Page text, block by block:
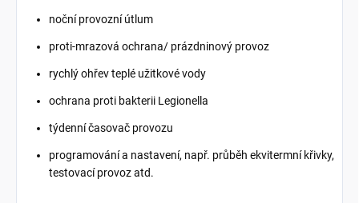
noční provozní útlum
proti-mrazová ochrana/ prázdninový provoz
rychlý ohřev teplé užitkové vody
ochrana proti bakterii Legionella
týdenní časovač provozu
programování a nastavení, např. průběh ekvitermní křivky,
testovací provoz atd.